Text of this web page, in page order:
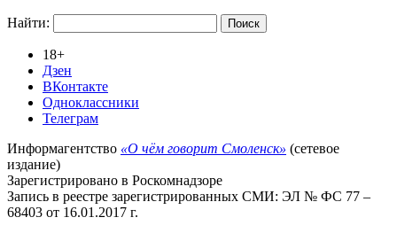
Найти:
18+
Дзен
ВКонтакте
Одноклассники
Телеграм
Информагентство «О чём говорит Смоленск» (сетевое
издание)
Зарегистрировано в Роскомнадзоре
Запись в реестре зарегистрированных СМИ: ЭЛ № ФС 77 –
68403 от 16.01.2017 г.